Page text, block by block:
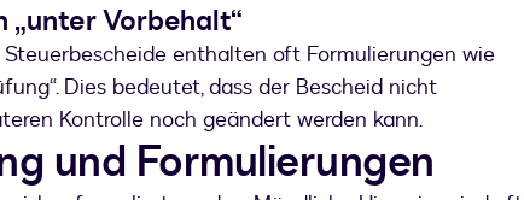
„unter Vorbehalt“
enthalten oft Formulierungen wie
Dies bedeutet, dass der Bescheid nicht
Kontrolle noch geändert werden kann.
und Formulierungen